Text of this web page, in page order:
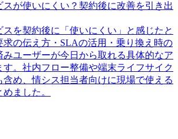
スが使いにくい？契約後に改善を引き出
を契約後に「使いにくい」と感じたと
求の伝え方・SLAの活用・乗り換え時の
ユーザーが今日から取れる具体的なア
す。社内フロー整備や端末ライフサイク
含め、情シス担当者向けに現場で使える
ました。